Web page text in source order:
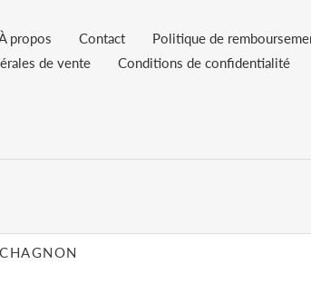
propos Contact
Politique de
de vente
Conditions de confidentialité